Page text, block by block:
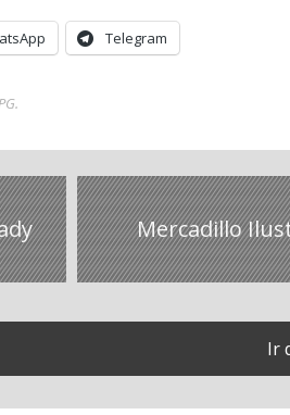
Telegram
.
Mercadillo
Ir